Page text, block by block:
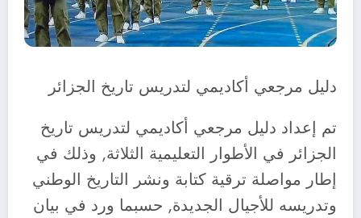
دليل مرجعي أكاديمي لتدريس تاريخ الجزائر
تم إعداد دليل مرجعي أكاديمي لتدريس تاريخ
الجزائر في الأطوار التعليمية الثلاثة, وذلك في
إطار مواصلة ترقية كتابة ونشر التاريخ الوطني
وتدريسه للأجيال الجديدة, حسبما ورد في بيان